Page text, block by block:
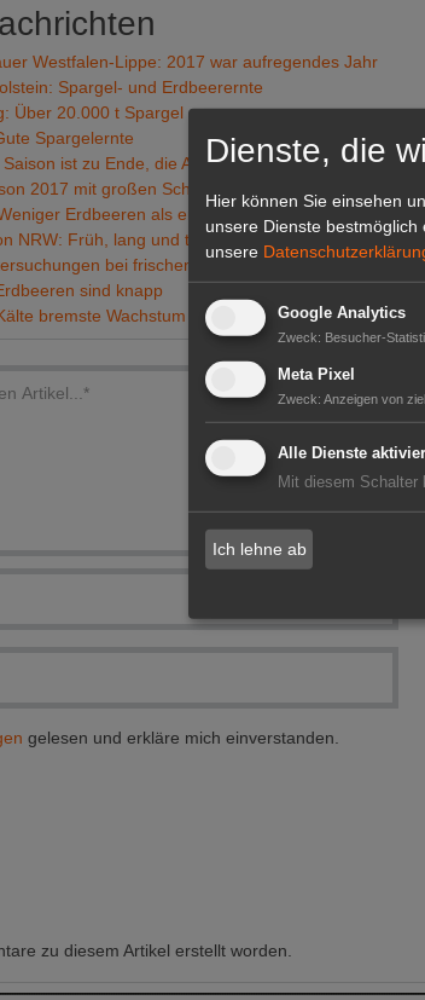
Westfalen-Lippe: 2017 war aufregendes Jahr
Spargel- und Erdbeerernte
Über 20.000 t Spargel
Spargelernte
ist zu Ende, die Arbeit geht weiter
2017 mit großen Schwankungen
Erdbeeren als erwartet
NRW: Früh, lang und trocken
bei frischem Spargel
sind knapp
bremste Wachstum
gelesen und erkläre mich einverstanden.
zu diesem Artikel erstellt worden.
Dienste, die
Hier können Sie einsehen
unsere Dienste bestmöglich
unsere
Google Analytics
Zweck: Besucher-
Meta Pixel
Zweck: Anzeigen von
Alle Dienste
Mit diesem Schalter
Ich lehne ab